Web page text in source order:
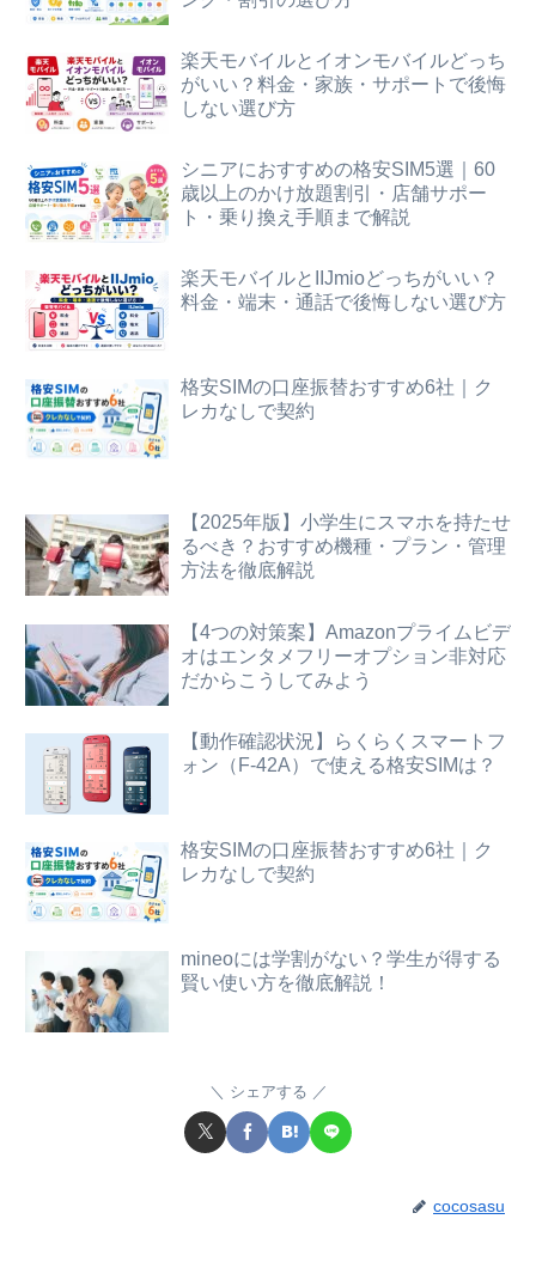
楽天モバイルとイオンモバイルどっち
がいい？料金・家族・サポートで後悔
しない選び方
シニアにおすすめの格安SIM5選｜60
歳以上のかけ放題割引・店舗サポー
ト・乗り換え手順まで解説
楽天モバイルとIIJmioどっちがいい？
料金・端末・通話で後悔しない選び方
格安SIMの口座振替おすすめ6社｜ク
レカなしで契約
【2025年版】小学生にスマホを持たせ
るべき？おすすめ機種・プラン・管理
方法を徹底解説
【4つの対策案】Amazonプライムビデ
オはエンタメフリーオプション非対応
だからこうしてみよう
【動作確認状況】らくらくスマートフ
ォン（F-42A）で使える格安SIMは？
格安SIMの口座振替おすすめ6社｜ク
レカなしで契約
mineoには学割がない？学生が得する
賢い使い方を徹底解説！
シェアする
cocosasu